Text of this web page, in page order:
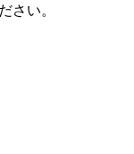
さい。